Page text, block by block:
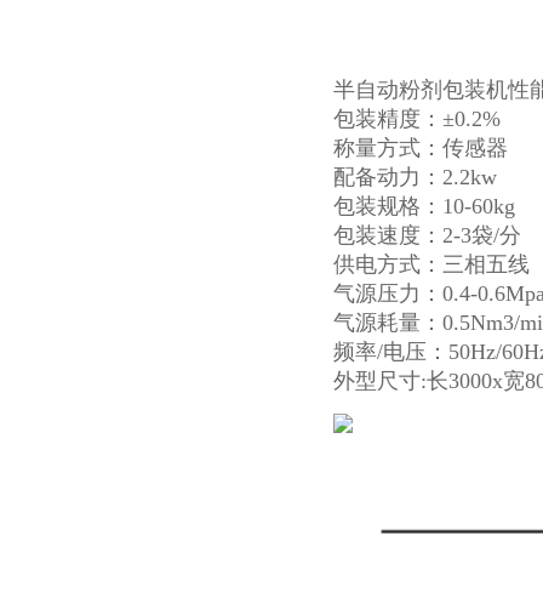
半自动粉剂包装机性
包装精度：±0.2%
称量方式：传感器
配备动力：2.2kw
包装规格：10-60kg
包装速度：2-3袋/分
供电方式：三相五线
气源压力：0.4-
气源耗量：0.5Nm3/
频率/电压：50Hz/
外型尺寸:长3000x宽